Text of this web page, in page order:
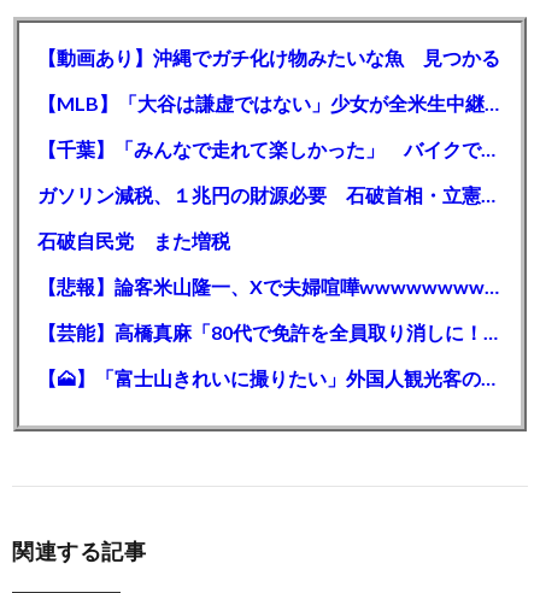
【動画あり】沖縄でガチ化け物みたいな魚 見つかる
【MLB】「大谷は謙虚ではない」少女が全米生中継で突然の大谷翔平批判 サイン無視された過去明かす
【千葉】「みんなで走れて楽しかった」 バイクでバースデー集団暴走 男女５７人を書類送検 SNSで参加者募る
ガソリン減税、１兆円の財源必要 石破首相・立憲野田氏「財源は死に物狂いで確保しなければならない」「本当に死に物狂いで」
石破自民党 また増税
【悲報】論客米山隆一、Xで夫婦喧嘩wwwwwwwwwwww
【芸能】高橋真麻「80代で免許を全員取り消しに！」 高齢ドライバーの事故問題で、高齢者の運転免許取り消し法を提案
【🗻】「富士山きれいに撮りたい」外国人観光客のレンタカー事故が急増…「ハンドルが逆で慣れず」、道の狭さも
関連する記事